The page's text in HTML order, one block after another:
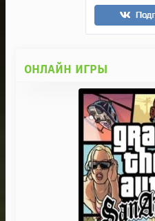
ОНЛАЙН ИГРЫ